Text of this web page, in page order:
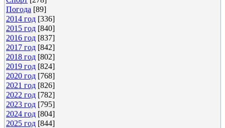
Погода [89]
2014 год [336]
2015 год [840]
2016 год [837]
2017 год [842]
2018 год [802]
2019 год [824]
2020 год [768]
2021 год [826]
2022 год [782]
2023 год [795]
2024 год [804]
2025 год [844]